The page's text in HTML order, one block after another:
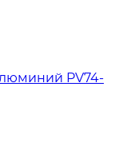
PV74-